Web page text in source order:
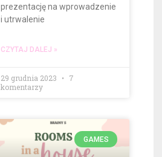
prezentację na wprowadzenie
i utrwalenie
CZYTAJ DALEJ »
29 grudnia 2023
7
komentarzy
GAMES